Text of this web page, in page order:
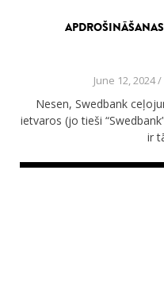
June 12, 2024 /
Nesen, Swedbank
ietvaros (jo tieši
ir